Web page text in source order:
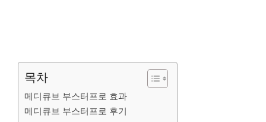
목차
메디큐브 부스터프로 효과
메디큐브 부스터프로 후기